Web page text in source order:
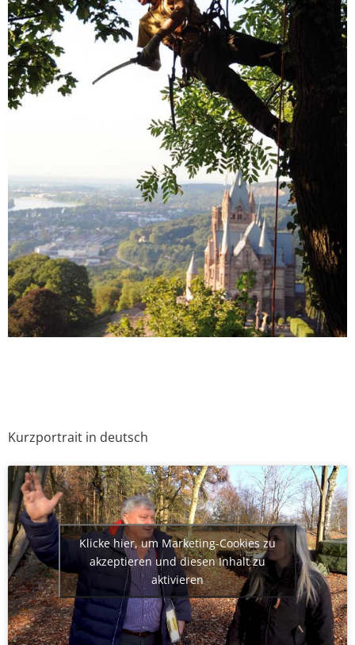
Kurzportrait in deutsch
Klicke hier, um Marketing-Cookies zu
akzeptieren und diesen Inhalt zu
aktivieren